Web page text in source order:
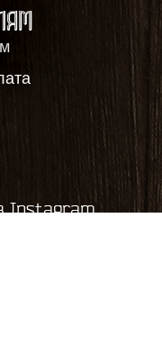
Instagram